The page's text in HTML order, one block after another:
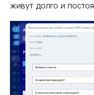
живут долго и